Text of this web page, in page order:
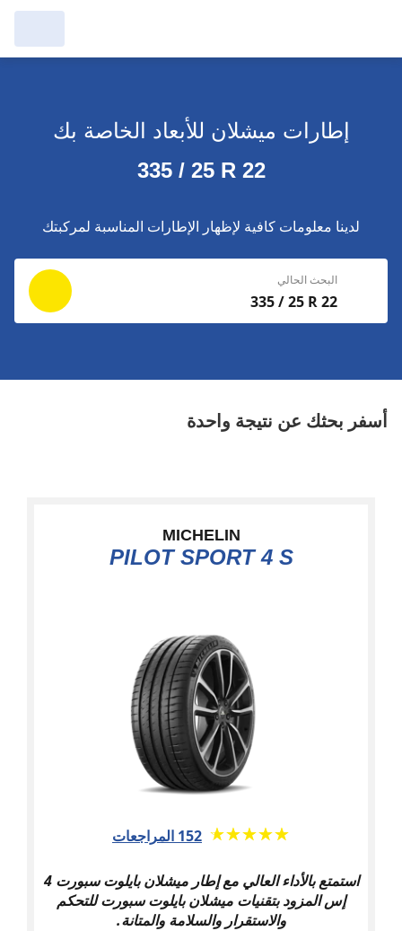
إجراء بحث جديد
إجراء بحث جديد
إطارات ميشلان للأبعاد الخاصة بك
335 / 25 R 22
لدينا معلومات كافية لإظهار الإطارات المناسبة لمركبتك
البحث الحالي
335 / 25 R 22
أسفر بحثك عن نتيجة واحدة
MICHELIN
PILOT SPORT 4 S
★★★★★
☆☆☆☆☆ 152 المراجعات
استمتع بالأداء العالي مع إطار ميشلان بايلوت سبورت 4
إس المزود بتقنيات ميشلان بايلوت سبورت للتحكم
والاستقرار والسلامة والمتانة.